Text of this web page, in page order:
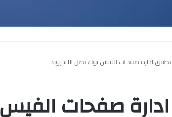
تطبيق ادارة صفحات الفيس بوك يصل الاندرويد
ادارة صفحات